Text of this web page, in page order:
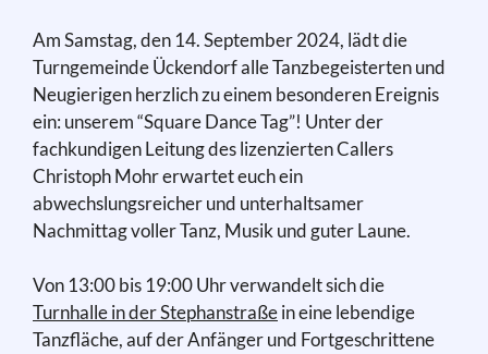
Am Samstag, den 14. September 2024, lädt die
Turngemeinde Ückendorf alle Tanzbegeisterten und
Neugierigen herzlich zu einem besonderen Ereignis
ein: unserem “Square Dance Tag”! Unter der
fachkundigen Leitung des lizenzierten Callers
Christoph Mohr erwartet euch ein
abwechslungsreicher und unterhaltsamer
Nachmittag voller Tanz, Musik und guter Laune.
Von 13:00 bis 19:00 Uhr verwandelt sich die
Turnhalle in der Stephanstraßein eine lebendige
Tanzfläche, auf der Anfänger und Fortgeschrittene